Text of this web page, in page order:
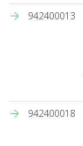
942400013
942400018